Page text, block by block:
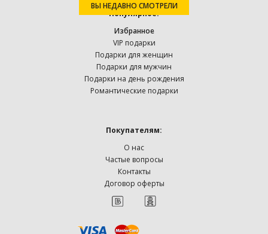
Популярное:
Избранное
VIP подарки
Подарки для женщин
Подарки для мужчин
Подарки на день рождения
Романтические подарки
Покупателям:
О нас
Частые вопросы
Контакты
Договор оферты
ВЫ НЕДАВНО СМОТРЕЛИ